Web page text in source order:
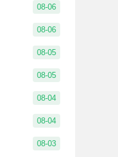
行 08-06
08-06
08-05
08-05
08-04
08-04
08-03